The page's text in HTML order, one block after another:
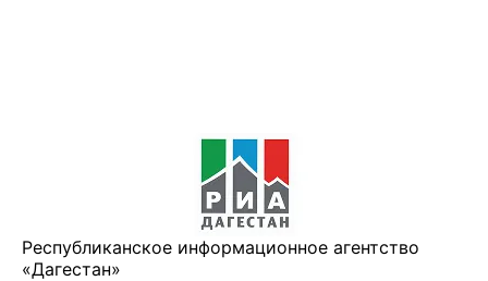
Республиканское информационное агентство
«Дагестан»